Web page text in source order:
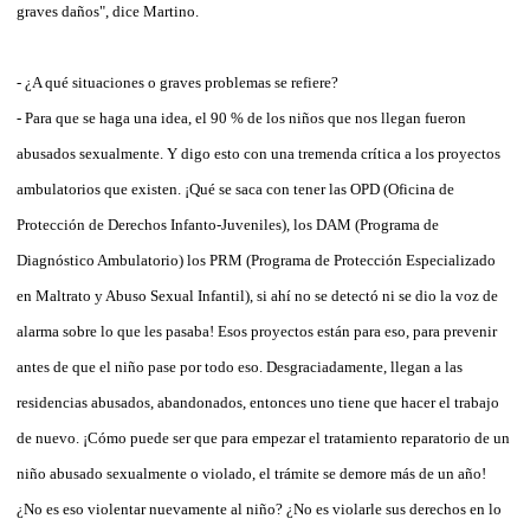
graves daños", dice Martino.
- ¿A qué situaciones o graves problemas se refiere?
- Para que se haga una idea, el 90 % de los niños que nos llegan fueron
abusados sexualmente. Y digo esto con una tremenda crítica a los proyectos
ambulatorios que existen. ¡Qué se saca con tener las OPD (Oficina de
Protección de Derechos Infanto-Juveniles), los DAM (Programa de
Diagnóstico Ambulatorio) los PRM (Programa de Protección Especializado
en Maltrato y Abuso Sexual Infantil), si ahí no se detectó ni se dio la voz de
alarma sobre lo que les pasaba! Esos proyectos están para eso, para prevenir
antes de que el niño pase por todo eso. Desgraciadamente, llegan a las
residencias abusados, abandonados, entonces uno tiene que hacer el trabajo
de nuevo. ¡Cómo puede ser que para empezar el tratamiento reparatorio de un
niño abusado sexualmente o violado, el trámite se demore más de un año!
¿No es eso violentar nuevamente al niño? ¿No es violarle sus derechos en lo